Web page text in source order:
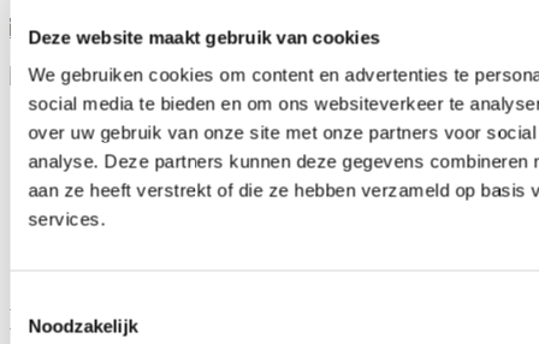
Deze website maakt gebruik van cookies
We gebruiken cookies om content en advertenties te
social media te bieden en om ons websiteverkeer te
over uw gebruik van onze site met onze partners voor
analyse. Deze partners kunnen deze gegevens combineren
aan ze heeft verstrekt of die ze hebben verzameld op basis
services.
Noodzakelijk
Traditionele kerstpakketten
Originele volumineuze pakketten
Kerstpakketten voor ieder budget
Zelf pakket samenstellen is mogelijk
15 jaar ervaring als pakketsamensteller
De beste service en maatwerk bij